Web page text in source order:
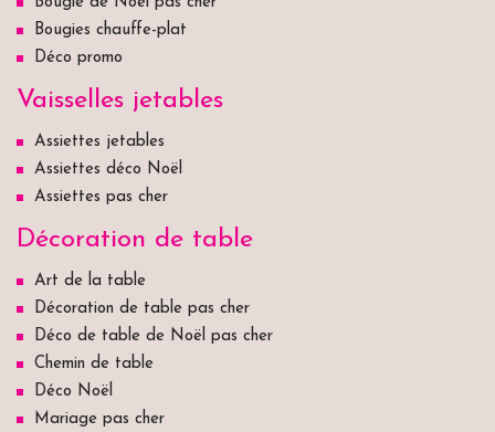
Bougies chauffe-plat
Déco promo
Vaisselles jetables
Assiettes jetables
Assiettes déco Noël
Assiettes pas cher
Décoration de table
Art de la table
Décoration de table pas cher
Déco de table de Noël pas cher
Chemin de table
Déco Noël
Mariage pas cher